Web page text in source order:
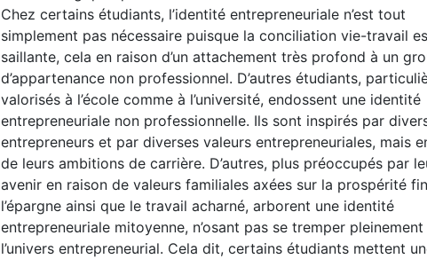
Chez certains étudiants, l’identité entrepreneuriale n’est tout
simplement pas nécessaire puisque la conciliation vie-travail
saillante, cela en raison d’un attachement très profond à un
d’appartenance non professionnel. D’autres étudiants,
valorisés à l’école comme à l’université, endossent une identité
entrepreneuriale non professionnelle. Ils sont inspirés par
entrepreneurs et par diverses valeurs entrepreneuriales, mais
de leurs ambitions de carrière. D’autres, plus préoccupés par
avenir en raison de valeurs familiales axées sur la prospérité
l’épargne ainsi que le travail acharné, arborent une identité
entrepreneuriale mitoyenne, n’osant pas se tremper
l’univers entrepreneurial. Cela dit, certains étudiants mettent